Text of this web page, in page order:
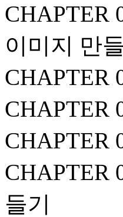
CHAPTER
이미지 만
CHAPTER
CHAPTER
CHAPTER
CHAPTER
들기